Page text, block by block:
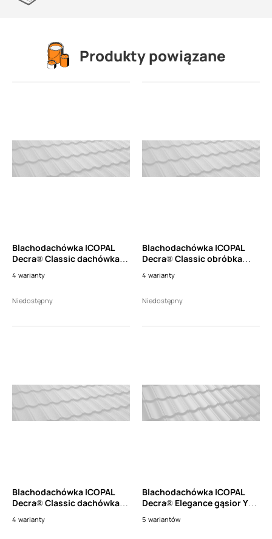
Produkty powiązane
Blachodachówka ICOPAL
Decra® Classic dachówka
4 warianty
Niedostępny
Blachodachówka ICOPAL
Decra® Classic obróbka
1110mm)
4 warianty
Niedostępny
Blachodachówka ICOPAL
Decra® Classic dachówka
4 warianty
Blachodachówka ICOPAL
Decra® Elegance gąsior Y
25st. końcowy (1szt.)
5 wariantów